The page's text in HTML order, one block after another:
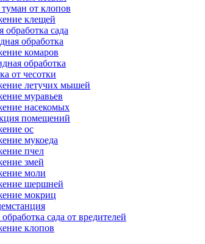
от клопов
клещей
обработка сада
обработка
комаров
обработка
от чесотки
летучих мышей
муравьев
насекомых
помещений
ос
мукоеда
пчел
змей
моли
шершней
мокриц
сада от вредителей
клопов